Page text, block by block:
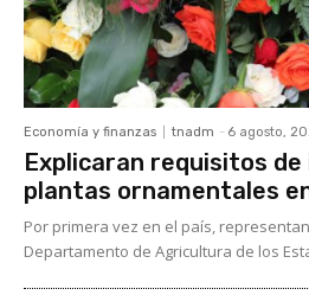
Economía y finanzas tnadm - 6 agosto,
Explicaran requisitos
plantas ornamentales
Por primera vez en el país,
Departamento de Agricultura de los